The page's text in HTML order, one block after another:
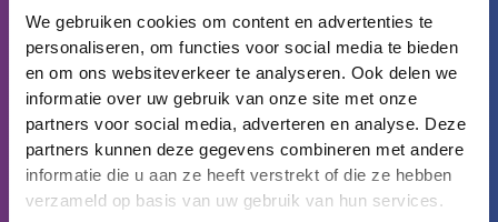
We gebruiken cookies om content en advertenties te
personaliseren, om functies voor social media te bieden
en om ons websiteverkeer te analyseren. Ook delen we
informatie over uw gebruik van onze site met onze
partners voor social media, adverteren en analyse. Deze
partners kunnen deze gegevens combineren met andere
informatie die u aan ze heeft verstrekt of die ze hebben
verzameld op basis van uw gebruik van hun services.
Product
Alles over ons product
Ontwikkeling op de werkvloer
Feedback vragen en geven
Reconcept als leerhub
Expertise aantoonbaar maken
Toepassingen
Reconcept voor basisartsen
Reconcept voor MVO